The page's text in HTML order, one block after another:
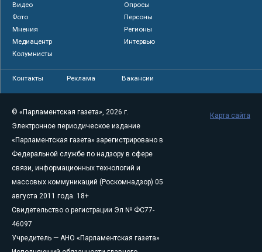
Видео
Опросы
Фото
Персоны
Мнения
Регионы
Медиацентр
Интервью
Колумнисты
Контакты Реклама Вакансии
© «Парламентская газета», 2026 г.
Электронное периодическое издание
«Парламентская газета» зарегистрировано в
Федеральной службе по надзору в сфере
связи, информационных технологий и
массовых коммуникаций (Роскомнадзор) 05
августа 2011 года. 18+
Свидетельство о регистрации Эл № ФС77-
46097
Учредитель — АНО «Парламентская газета»
Карта сайта